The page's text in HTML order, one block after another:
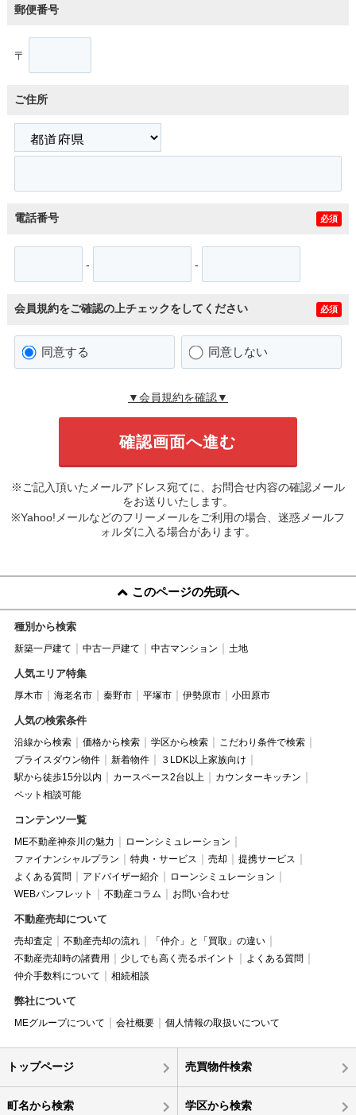
郵便番号
〒
ご住所
電話番号 必須
- -
会員規約をご確認の上チェックをしてください 必須
同意する 同意しない
▼会員規約を確認▼
※ご記入頂いたメールアドレス宛てに、お問合せ内容の確認メール
をお送りいたします。
※Yahoo!メールなどのフリーメールをご利用の場合、迷惑メールフ
ォルダに入る場合があります。
このページの先頭へ
種別から検索
新築一戸建て 中古一戸建て 中古マンション 土地
人気エリア特集
厚木市 海老名市 秦野市 平塚市 伊勢原市 小田原市
人気の検索条件
沿線から検索 価格から検索 学区から検索
こだわり条件で検索
プライスダウン物件
新着物件
３LDK以上家族向け
駅から徒歩15分以内
カースペース2台以上
カウンターキッチン
ペット相談可能
コンテンツ一覧
ME不動産神奈川の魅力
ローンシミュレーション
ファイナンシャルプラン
特典・サービス 売却
提携サービス
よくある質問
アドバイザー紹介
ローンシミュレーション
WEBパンフレット
不動産コラム お問い合わせ
不動産売却について
売却査定 不動産売却の流れ
「仲介」と「買取」の違い
不動産売却時の諸費用
少しでも高く売るポイント
よくある質問
仲介手数料について
相続相談
弊社について
MEグループについて 会社概要 個人情報の取扱いについて
トップページ 売買物件検索
町名から検索 学区から検索